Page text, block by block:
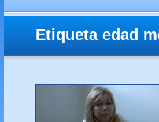
Etiqueta edad